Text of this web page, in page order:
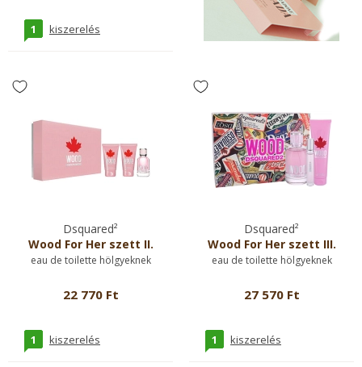
1 kiszerelés
Dsquared²
Wood For Her szett II.
eau de toilette hölgyeknek
22 770 Ft
1 kiszerelés
Dsquared²
Wood For Her szett III.
eau de toilette hölgyeknek
27 570 Ft
1 kiszerelés